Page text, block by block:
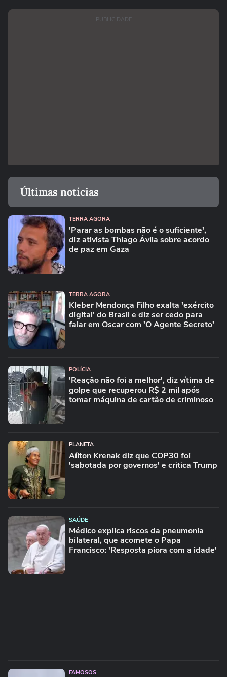
PUBLICIDADE
Últimas notícias
TERRA AGORA
'Parar as bombas não é o suficiente',
diz ativista Thiago Ávila sobre acordo
de paz em Gaza
TERRA AGORA
Kleber Mendonça Filho exalta 'exército
digital' do Brasil e diz ser cedo para
falar em Oscar com 'O Agente Secreto'
POLÍCIA
'Reação não foi a melhor', diz vítima de
golpe que recuperou R$ 2 mil após
tomar máquina de cartão de criminoso
PLANETA
Aílton Krenak diz que COP30 foi
'sabotada por governos' e critica Trump
SAÚDE
Médico explica riscos da pneumonia
bilateral, que acomete o Papa
Francisco: 'Resposta piora com a idade'
FAMOSOS